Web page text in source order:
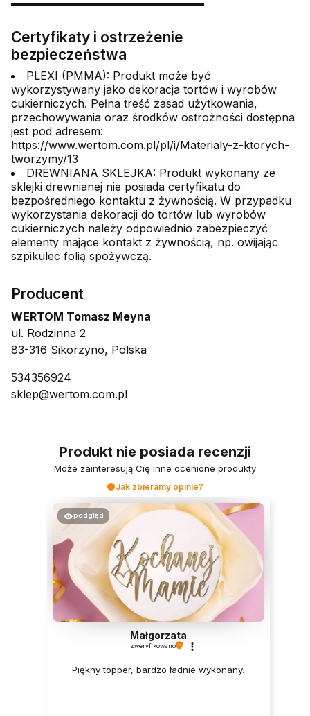
Certyfikaty i ostrzeżenie
bezpieczeństwa
PLEXI (PMMA): Produkt może być
wykorzystywany jako dekoracja tortów i wyrobów
cukierniczych. Pełna treść zasad użytkowania,
przechowywania oraz środków ostrożności dostępna
jest pod adresem:
https://www.wertom.com.pl/pl/i/Materialy-z-ktorych-
tworzymy/13
DREWNIANA SKLEJKA: Produkt wykonany ze
sklejki drewnianej nie posiada certyfikatu do
bezpośredniego kontaktu z żywnością. W przypadku
wykorzystania dekoracji do tortów lub wyrobów
cukierniczych należy odpowiednio zabezpieczyć
elementy mające kontakt z żywnością, np. owijając
szpikulec folią spożywczą.
Producent
WERTOM Tomasz Meyna
ul. Rodzinna 2
83-316 Sikorzyno, Polska
534356924
sklep@wertom.com.pl
Produkt nie posiada recenzji
Może zainteresują Cię inne ocenione produkty
Jak zbieramy opinie?
podgląd
Małgorzata
zweryfikowano
Piękny topper, bardzo ładnie wykonany.